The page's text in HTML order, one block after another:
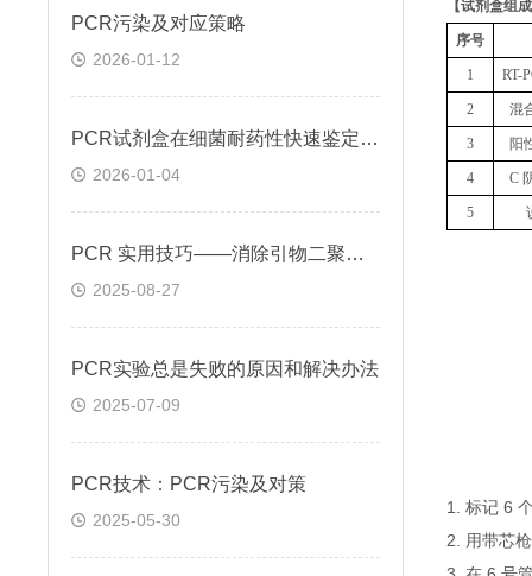
PCR污染及对应策略
2026-01-12
PCR试剂盒在细菌耐药性快速鉴定中的关键作用
2026-01-04
PCR 实用技巧——消除引物二聚体的方法
2025-08-27
PCR实验总是失败的原因和解决办法
2025-07-09
PCR技术：PCR污染及对策
2025-05-30
【试剂盒组成
序号
1 RT-
2 混
3 阳
4 C
5
1. 标记 6
2. 用带芯